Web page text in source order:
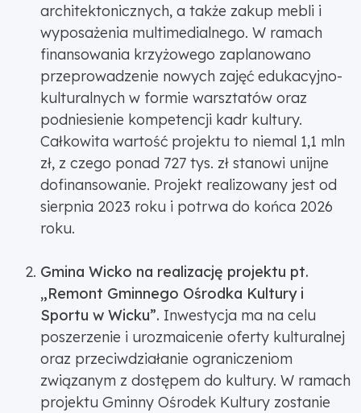
architektonicznych, a także zakup mebli i
wyposażenia multimedialnego. W ramach
finansowania krzyżowego zaplanowano
przeprowadzenie nowych zajęć edukacyjno-
kulturalnych w formie warsztatów oraz
podniesienie kompetencji kadr kultury.
Całkowita wartość projektu to niemal 1,1 mln
zł, z czego ponad 727 tys. zł stanowi unijne
dofinansowanie. Projekt realizowany jest od
sierpnia 2023 roku i potrwa do końca 2026
roku.
Gmina Wicko na realizację projektu pt.
„Remont Gminnego Ośrodka Kultury i
Sportu w Wicku”. Inwestycja ma na celu
poszerzenie i urozmaicenie oferty kulturalnej
oraz przeciwdziałanie ograniczeniom
związanym z dostępem do kultury. W ramach
projektu Gminny Ośrodek Kultury zostanie